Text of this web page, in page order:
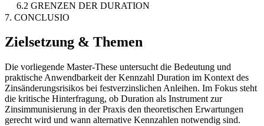
6.2 GRENZEN DER DURATION
7. CONCLUSIO
Zielsetzung & Themen
Die vorliegende Master-These untersucht die Bedeutung und
praktische Anwendbarkeit der Kennzahl Duration im Kontext des
Zinsänderungsrisikos bei festverzinslichen Anleihen. Im Fokus steht
die kritische Hinterfragung, ob Duration als Instrument zur
Zinsimmunisierung in der Praxis den theoretischen Erwartungen
gerecht wird und wann alternative Kennzahlen notwendig sind.